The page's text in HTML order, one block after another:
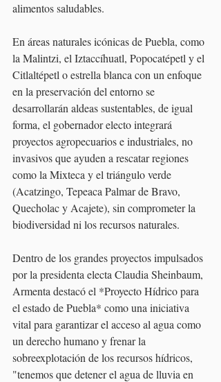
alimentos saludables.
En áreas naturales icónicas de Puebla, como
la Malintzi, el Iztaccíhuatl, Popocatépetl y el
Citlaltépetl o estrella blanca con un enfoque
en la preservación del entorno se
desarrollarán aldeas sustentables, de igual
forma, el gobernador electo integrará
proyectos agropecuarios e industriales, no
invasivos que ayuden a rescatar regiones
como la Mixteca y el triángulo verde
(Acatzingo, Tepeaca Palmar de Bravo,
Quecholac y Acajete), sin comprometer la
biodiversidad ni los recursos naturales.
Dentro de los grandes proyectos impulsados
por la presidenta electa Claudia Sheinbaum,
Armenta destacó el *Proyecto Hídrico para
el estado de Puebla* como una iniciativa
vital para garantizar el acceso al agua como
un derecho humano y frenar la
sobreexplotación de los recursos hídricos,
"tenemos que detener el agua de lluvia en